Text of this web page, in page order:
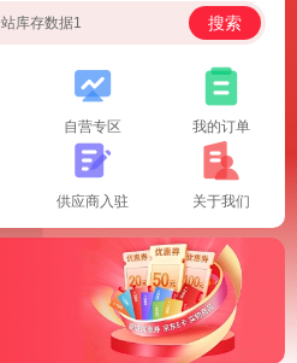
库存数据1 搜索
自营专区 我的订单
供应商入驻 关于我们